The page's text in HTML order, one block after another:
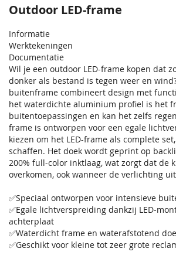
Outdoor LED-frame
Informatie
Werktekeningen
Documentatie
Wil je een outdoor LED-frame kopen dat
donker als bestand is tegen weer en
buitenframe combineert design met
het waterdichte aluminium profiel is het
buitentoepassingen en kan het zelfs
frame is ontworpen voor een egale
kiezen om het LED-frame als complete
schaffen. Het doek wordt geprint op
200% full-color inktlaag, wat zorgt dat de
overkomen, ook wanneer de verlichting
✅Speciaal ontworpen voor intensieve
✅Egale lichtverspreiding dankzij LED-
achterplaat
✅Waterdicht frame en waterafstotend
✅Geschikt voor kleine tot zeer grote